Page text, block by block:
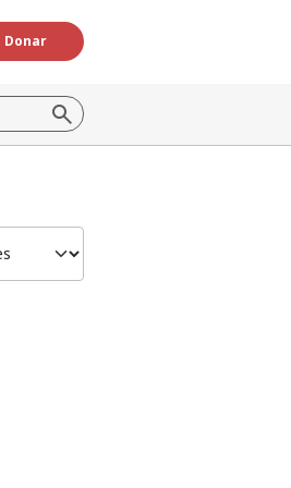
Donar